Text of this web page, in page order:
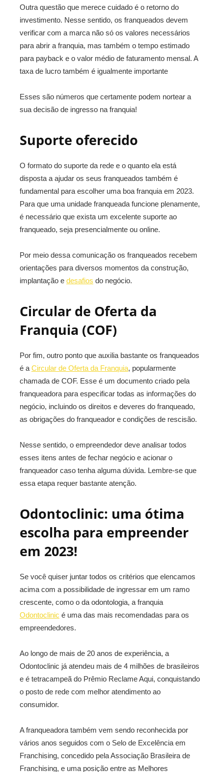
Outra questão que merece cuidado é o retorno do
investimento. Nesse sentido, os franqueados devem
verificar com a marca não só os valores necessários
para abrir a franquia, mas também o tempo estimado
para payback e o valor médio de faturamento mensal. A
taxa de lucro também é igualmente importante
Esses são números que certamente podem nortear a
sua decisão de ingresso na franquia!
Suporte oferecido
O formato do suporte da rede e o quanto ela está
disposta a ajudar os seus franqueados também é
fundamental para escolher uma boa franquia em 2023.
Para que uma unidade franqueada funcione plenamente,
é necessário que exista um excelente suporte ao
franqueado, seja presencialmente ou online.
Por meio dessa comunicação os franqueados recebem
orientações para diversos momentos da construção,
implantação e desafios do negócio.
Circular de Oferta da
Franquia (COF)
Por fim, outro ponto que auxilia bastante os franqueados
é a Circular de Oferta da Franquia, popularmente
chamada de COF. Esse é um documento criado pela
franqueadora para especificar todas as informações do
negócio, incluindo os direitos e deveres do franqueado,
as obrigações do franqueador e condições de rescisão.
Nesse sentido, o empreendedor deve analisar todos
esses itens antes de fechar negócio e acionar o
franqueador caso tenha alguma dúvida. Lembre-se que
essa etapa requer bastante atenção.
Odontoclinic: uma ótima
escolha para empreender
em 2023!
Se você quiser juntar todos os critérios que elencamos
acima com a possibilidade de ingressar em um ramo
crescente, como o da odontologia, a franquia
Odontoclinic é uma das mais recomendadas para os
empreendedores.
Ao longo de mais de 20 anos de experiência, a
Odontoclinic já atendeu mais de 4 milhões de brasileiros
e é tetracampeã do Prêmio Reclame Aqui, conquistando
o posto de rede com melhor atendimento ao
consumidor.
A franqueadora também vem sendo reconhecida por
vários anos seguidos com o Selo de Excelência em
Franchising, concedido pela Associação Brasileira de
Franchising, e uma posição entre as Melhores